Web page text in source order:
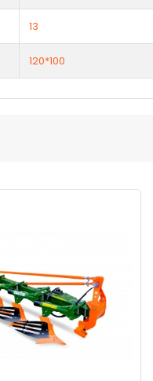
13
120*100